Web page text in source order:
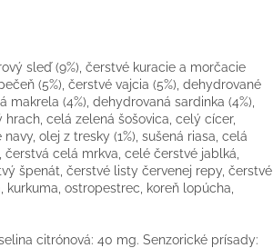
sleď (9%), čerstvé kuracie a morčacie
(5%), čerstvé vajcia (5%), dehydrované
(4%), dehydrovaná sardinka (4%),
celá zelená šošovica, celý cícer,
olej z tresky (1%), sušená riasa, celá
celá mrkva, celé čerstvé jablká,
špenát, čerstvé listy červenej repy, čerstvé
ostropestrec, koreň lopúcha,
citrónová: 40 mg. Senzorické prísady: